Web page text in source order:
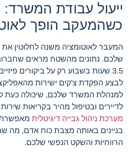
ייעול עבודת
כשהמעקב הופך
המעבר לאוטומציה משנה לחלוטין
שלכם. נתונים מהשטח מראים
3.5 שעות בשבוע רק על ביקורים
לבצע הפקדת צ'קים ישירות
למנהלת המשרד שלכם, שיכולה כעת
לדיירים ובטיפול מהיר בקריאות
מערכת ניהול גבייה דיגיטלית מאפשרת
בניינים באותה מצבת כוח אדם, מה
הרווחיות והשקט הנפשי שלכם.